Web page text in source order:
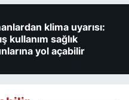
klima uyarısı:
kullanım sağlık
yol açabilir